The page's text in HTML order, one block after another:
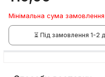
Мінімальна сума
⏳ Під замовлення 1-2